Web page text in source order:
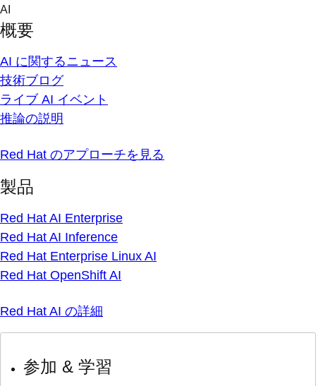
Skip
content
AI
概要
AI に関するニュース
技術ブログ
ライブ AI イベント
推論の説明
Red Hat のアプローチを見る
製品
Red Hat AI Enterprise
Red Hat AI Inference
Red Hat Enterprise Linux AI
Red Hat OpenShift AI
Red Hat AI の詳細
参加 & 学習